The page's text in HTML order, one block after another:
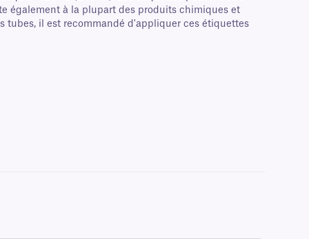
également à la plupart des produits chimiques et
tubes, il est recommandé d'appliquer ces étiquettes